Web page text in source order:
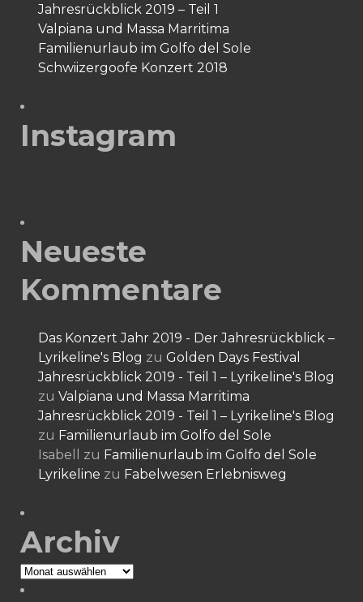
Jahresrückblick 2019 – Teil 1
Valpiana und Massa Marritima
Familienurlaub im Golfo del Sole
Schwiizergoofe Konzert 2018
Instagram
Neueste
Kommentare
Das Konzert Jahr 2019 - Der Jahresrückblick –
Lyrikeline's Blog zu Golden Days Festival
Jahresrückblick 2019 - Teil 1 – Lyrikeline's Blog
zu Valpiana und Massa Marritima
Jahresrückblick 2019 - Teil 1 – Lyrikeline's Blog
zu Familienurlaub im Golfo del Sole
Isabell
zu Familienurlaub im Golfo del Sole
Lyrikeline zu Fabelwesen Erlebnisweg
Archiv
Archiv